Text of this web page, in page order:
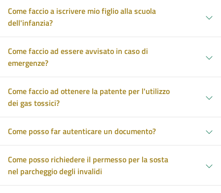
Come faccio a iscrivere mio figlio alla scuola
dell'infanzia?
Come faccio ad essere avvisato in caso di
emergenze?
Come faccio ad ottenere la patente per l'utilizzo
dei gas tossici?
Come posso far autenticare un documento?
Come posso richiedere il permesso per la sosta
nel parcheggio degli invalidi